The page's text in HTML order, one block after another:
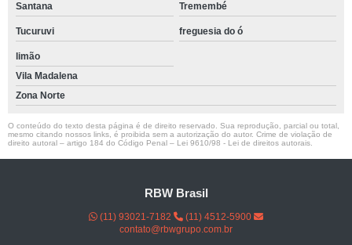
Santana
Tremembé
Tucuruvi freguesia do ó
limão
Vila Madalena
Zona Norte
O conteúdo do texto desta página é de direito reservado. Sua reprodução, parcial ou total,
mesmo citando nossos links, é proibida sem a autorização do autor. Crime de violação de
direito autoral – artigo 184 do Código Penal – Lei 9610/98 - Lei de direitos autorais
RBW Brasil
(11) 93021-7182
(11) 4512-5900
contato@rbwgrupo.com.br